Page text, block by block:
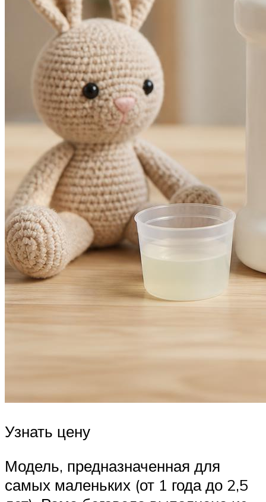
Узнать цену
Модель, предназначенная для
самых маленьких (от 1 года до 2,5